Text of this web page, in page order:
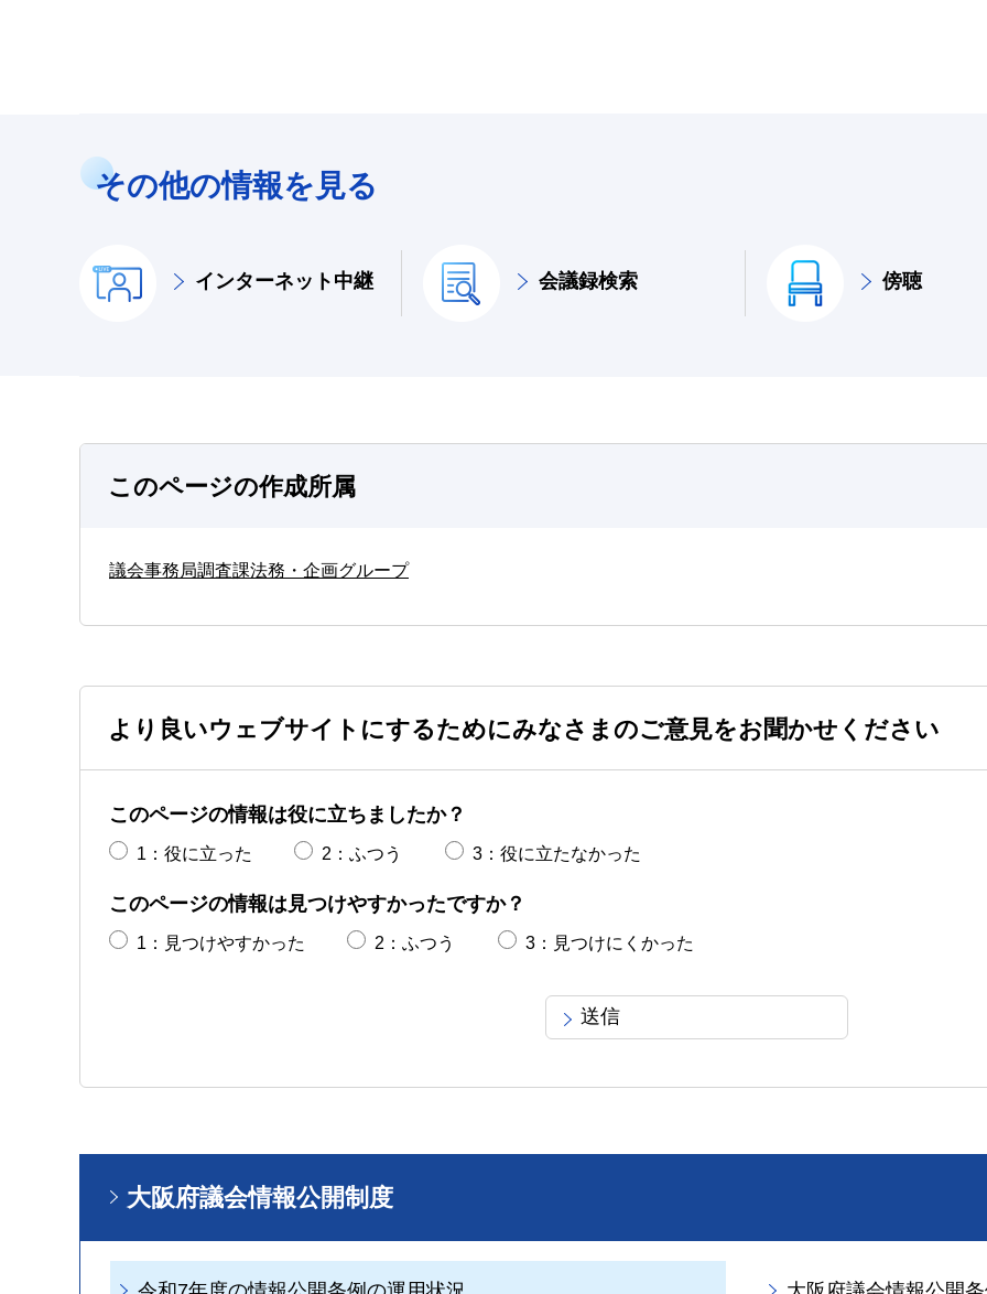
その他の情報を見る
インターネット中継 会議録検索 傍聴
このページの作成所属
議会事務局調査課法務・企画グループ
より良いウェブサイトにするためにみなさまのご意見をお聞かせください
このページの情報は役に立ちましたか？
1：役に立った 2：ふつう 3：役に立たなかった
このページの情報は見つけやすかったですか？
1：見つけやすかった 2：ふつう 3：見つけにくかった
大阪府議会情報公開制度